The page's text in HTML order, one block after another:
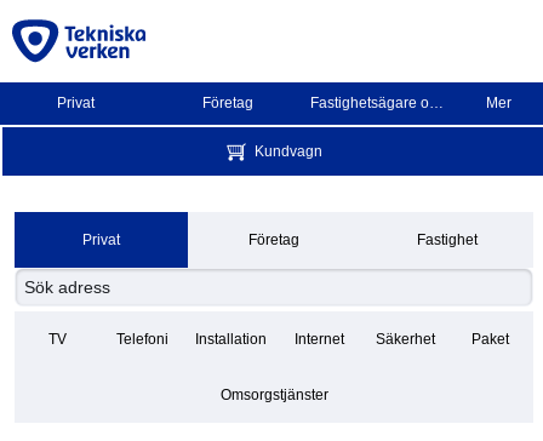
Privat Företag Fastighetsägare och BRF Mer
Kundvagn
Privat Företag Fastighet
TV Telefoni Installation Internet Säkerhet Paket
Omsorgstjänster